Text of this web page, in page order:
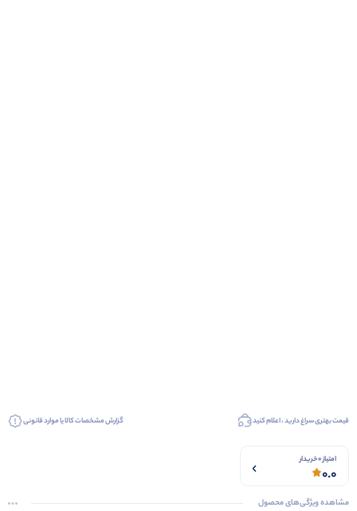
قیمت بهتری سراغ دارید ، اعلام کنید گزارش مشخصات کالا یا موارد قانونی
امتیاز 0 خریدار
0.0
مشاهده ویژگی‌های محصول